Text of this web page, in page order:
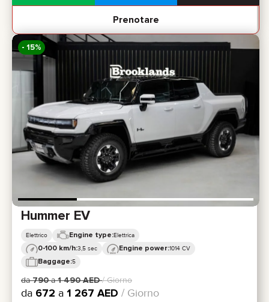
Prenotare
- 15%
Hummer EV
Elettrico Engine type:Elettrica
0-100 km/h:3,5 sec Engine power:1014 CV
Baggage:5
da790a1 490 AED / Giorno
da 672 a 1 267 AED / Giorno